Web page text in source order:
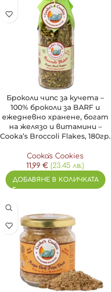
Броколи чипс за кучета –
100% броколи за BARF и
ежедневно хранене, богат
на желязо и витамини –
Cooka’s Broccoli Flakes, 180гр.
Cooka's Cookies
11,99 € (23.45 лв.)
ДОБАВЯНЕ В КОЛИЧКАТА